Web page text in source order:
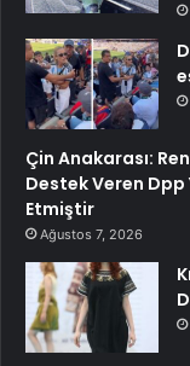
Çin Anakarası:
Destek Veren Dpp
Etmiştir
Ağustos 7, 2026